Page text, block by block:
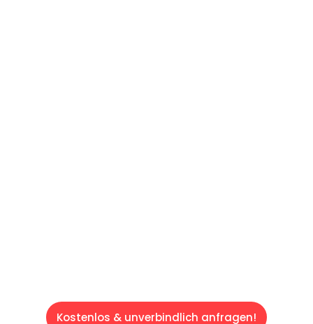
Kostenlos & unverbindlich anfragen!